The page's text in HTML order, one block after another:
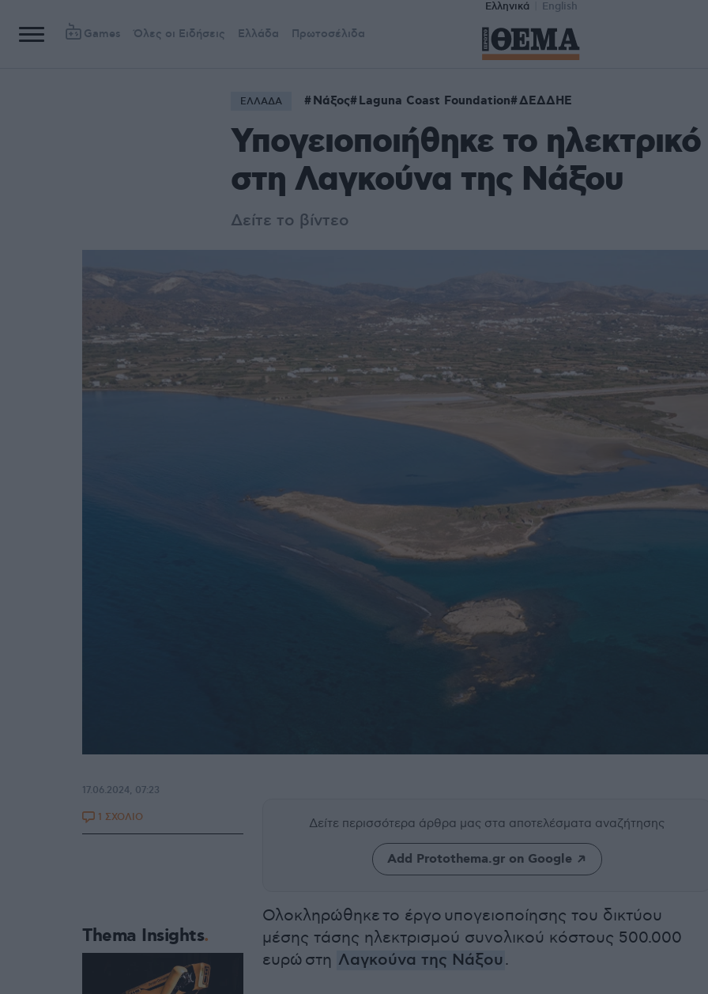
Ελληνικά English
Games Όλες οι Ειδήσεις Ελλάδα Πρωτοσέλιδα
ΕΛΛΑΔΑ Νάξος Laguna Coast Foundation ΔΕΔΔΗΕ
Υπογειοποιήθηκε το
στη Λαγκούνα της Νάξου
Δείτε το βίντεο
Δείτε περισσότερα άρθρα μας στα αποτελέσματα αναζήτησης
Add Protothema.gr on Google
Ολοκληρώθηκε το έργο υπογειοποίησης του δικτύου
μέσης τάσης ηλεκτρισμού συνολικού κόστους 500.000
ευρώ στη Λαγκούνα της Νάξου.
17.06.2024, 07:23
1 ΣΧΟΛΙΟ
Thema Insights